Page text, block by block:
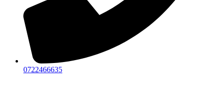
0722466635